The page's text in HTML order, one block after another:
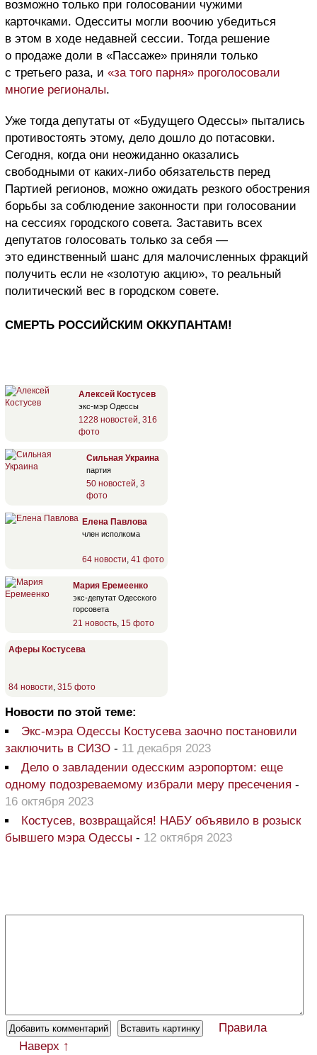
возможно только при голосовании чужими
карточками. Одесситы могли воочию убедиться
в этом в ходе недавней сессии. Тогда решение
о продаже доли в «Пассаже» приняли только
с третьего раза, и «за того парня» проголосовали
многие регионалы.
Уже тогда депутаты от «Будущего Одессы» пытались
противостоять этому, дело дошло до потасовки.
Сегодня, когда они неожиданно оказались
свободными от каких-либо обязательств перед
Партией регионов, можно ожидать резкого обострения
борьбы за соблюдение законности при голосовании
на сессиях городского совета. Заставить всех
депутатов голосовать только за себя —
это единственный шанс для малочисленных фракций
получить если не «золотую акцию», то реальный
политический вес в городском совете.
СМЕРТЬ РОССИЙСКИМ ОККУПАНТАМ!
Алексей Костусев
экс-мэр Одессы
1228 новостей, 316
фото
Сильная Украина
партия
50 новостей, 3
фото
Елена Павлова
член исполкома
64 новости, 41 фото
Мария Еремеенко
экс-депутат Одесского
горсовета
21 новость, 15 фото
Аферы Костусева
84 новости, 315 фото
Новости по этой теме:
Экс-мэра Одессы Костусева заочно постановили
заключить в СИЗО - 11 декабря 2023
Дело о завладении одесским аэропортом: еще
одному подозреваемому избрали меру пресечения -
16 октября 2023
Костусев, возвращайся! НАБУ объявило в розыск
бывшего мэра Одессы - 12 октября 2023
Правила
Наверх ↑